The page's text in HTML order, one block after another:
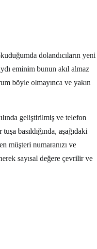
dolandıcıların yeni
eminim bunun akıl almaz
böyle olmayınca ve yakın
geliştirilmiş ve telefon
basıldığında, aşağıdaki
müşteri numaranızı ve
sayısal değere çevrilir ve